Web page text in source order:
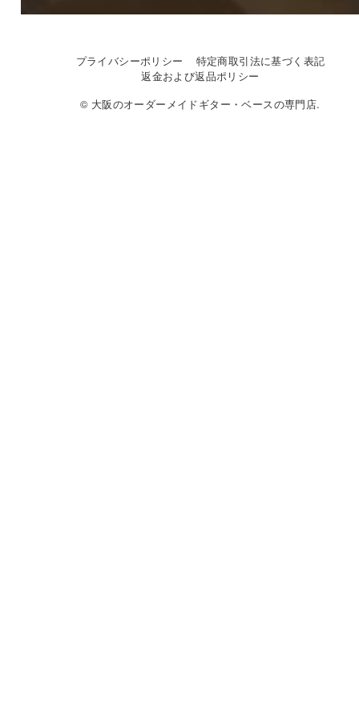
プライバシーポリシー
特定商取引法に基づく表記
返金および返品ポリシー
© 大阪のオーダーメイドギター・ベースの専門店.